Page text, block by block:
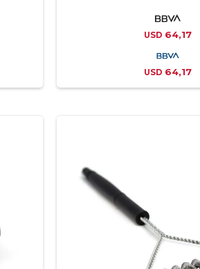
USD 64,17
USD 64,17